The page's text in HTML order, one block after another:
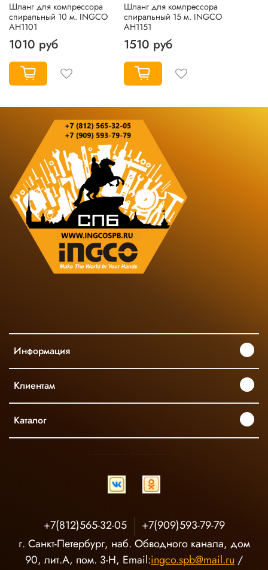
Шланг для компрессора
спиральный 10 м. INGCO
AH1101
1010 руб
Шланг для компрессора
спиральный 15 м. INGCO
AH1151
1510 руб
Информация
Клиентам
Каталог
+7(812)565-32-05
+7(909)593-79-79
г. Санкт-Петербург, наб. Обводного канала, дом
90, лит.А, пом. 3-Н, Email:ingco.spb@mail.ru /